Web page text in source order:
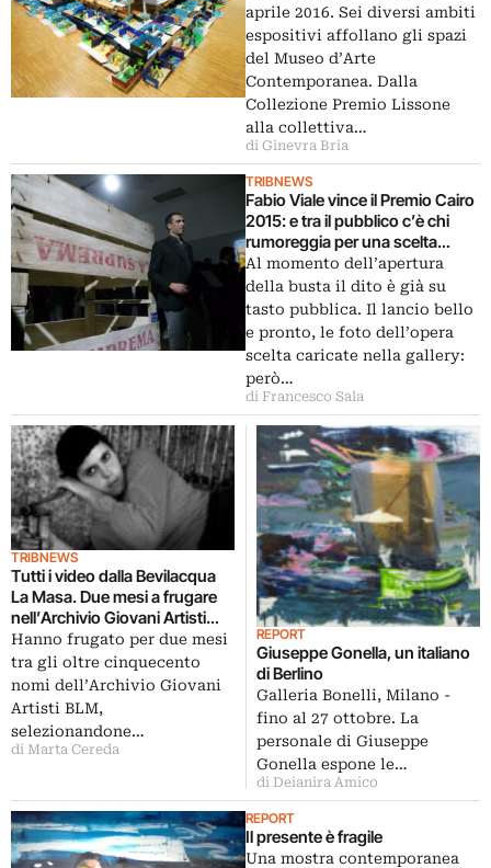
aprile 2016. Sei diversi ambiti
espositivi affollano gli spazi
del Museo d’Arte
Contemporanea. Dalla
Collezione Premio Lissone
alla collettiva…
di Ginevra Bria
TRIBNEWS
Fabio Viale vince il Premio Cairo
2015: e tra il pubblico c’è chi
rumoreggia per una scelta
tutt’altro che a sorpresa
Al momento dell’apertura
della busta il dito è già su
tasto pubblica. Il lancio bello
e pronto, le foto dell’opera
scelta caricate nella gallery:
però…
di Francesco Sala
TRIBNEWS
Tutti i video dalla Bevilacqua
La Masa. Due mesi a frugare
nell’Archivio Giovani Artisti
della Fondazione veneziana,
con tante scoperte: e ora i
Cake Away presentano i
risultati
Hanno frugato per due mesi
tra gli oltre cinquecento
nomi dell’Archivio Giovani
Artisti BLM,
selezionandone…
di Marta Cereda
REPORT
Giuseppe Gonella, un italiano
di Berlino
Galleria Bonelli, Milano -
fino al 27 ottobre. La
personale di Giuseppe
Gonella espone le…
di Deianira Amico
REPORT
Il presente è fragile
Una mostra contemporanea